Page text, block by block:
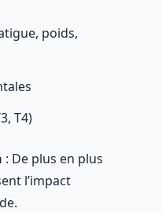
poids,
T4)
: De plus en plus
l’impact